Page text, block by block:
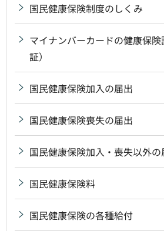
国民健康保険制度のしくみ
マイナンバーカードの健康保
証）
国民健康保険加入の届出
国民健康保険喪失の届出
国民健康保険加入・喪失以外の
国民健康保険料
国民健康保険の各種給付